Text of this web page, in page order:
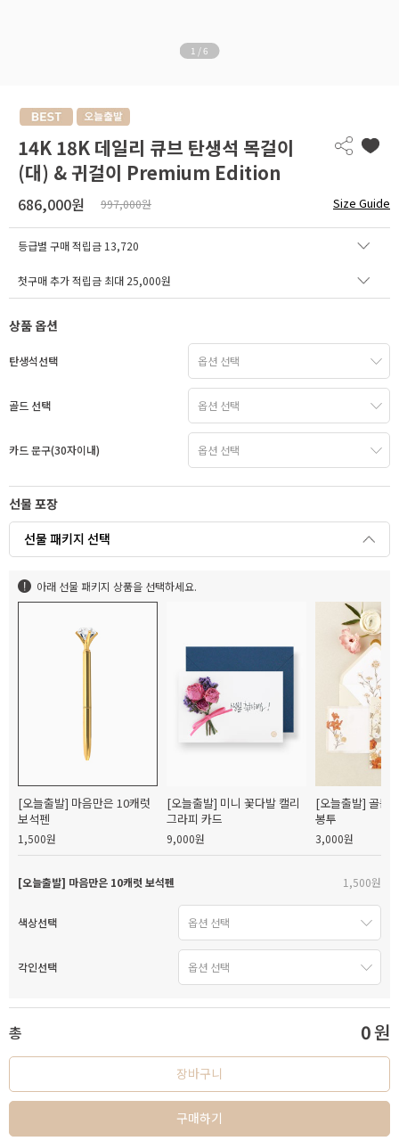
1 /6
14K 18K 데일리 큐브 탄생석 목걸이
(대) & 귀걸이 Premium Edition
686,000원 997,000원 Size Guide
등급별 구매 적립금 13,720
첫구매 추가 적립금 최대 25,000원
상품 옵션
탄생석선택
골드 선택
카드 문구(30자이내)
선물 포장
선물 패키지 선택
아래 선물 패키지 상품을 선택하세요.
[오늘출발] 마음만은 10캐럿
보석펜
1,500원
[오늘출발] 미니 꽃다발 캘리
그라피 카드
9,000원
[오늘출발] 골든
봉투
3,000원
[오늘출발] 마음만은 10캐럿 보석펜 1,500원
색상선택
각인선택
총 0원
장바구니
구매하기